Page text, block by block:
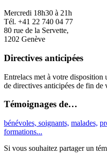
Mercredi 18h30 à 21h
Tél. +41 22 740 04 77
80 rue de la Servette,
1202 Genève
Directives anticipées
Entrelacs met à votre
de directives anticipées de fin de
Témoignages de…
bénévoles, soignants, malades,
formations...
Si vous souhaitez partager un